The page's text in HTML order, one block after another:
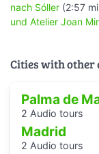
nach Sóller (2:57
und Atelier Joan
Cities with other
Palma de
2 Audio tours
Madrid
2 Audio tours